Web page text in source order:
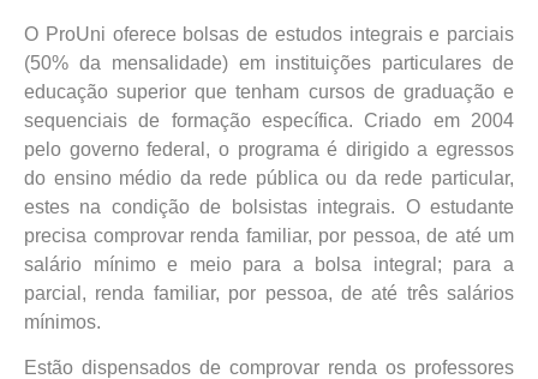
O ProUni oferece bolsas de estudos integrais e parciais
(50% da mensalidade) em instituições particulares de
educação superior que tenham cursos de graduação e
sequenciais de formação específica. Criado em 2004
pelo governo federal, o programa é dirigido a egressos
do ensino médio da rede pública ou da rede particular,
estes na condição de bolsistas integrais. O estudante
precisa comprovar renda familiar, por pessoa, de até um
salário mínimo e meio para a bolsa integral; para a
parcial, renda familiar, por pessoa, de até três salários
mínimos.
Estão dispensados de comprovar renda os professores